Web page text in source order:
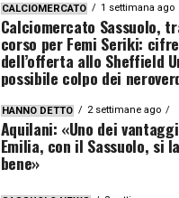
CALCIOMERCATO 1 settimana ago
Calciomercato Sassuolo,
corso per Femi Seriki:
dell’offerta allo Sheffield
possibile colpo dei
HANNO DETTO 2 settimane ago
Aquilani: «Uno dei
Emilia, con il Sassuolo, si
bene»